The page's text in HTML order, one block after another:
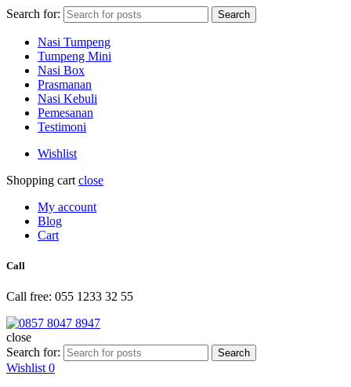
Search for: Search
Nasi Tumpeng
Tumpeng Mini
Nasi Box
Prasmanan
Nasi Kebuli
Pemesanan
Testimoni
Wishlist
Shopping cart close
My account
Blog
Cart
Call
Call free: 055 1233 32 55
close
Search for:
Search
Wishlist 0